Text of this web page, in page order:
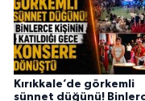
Kırıkkale’de görkemli
sünnet düğünü!